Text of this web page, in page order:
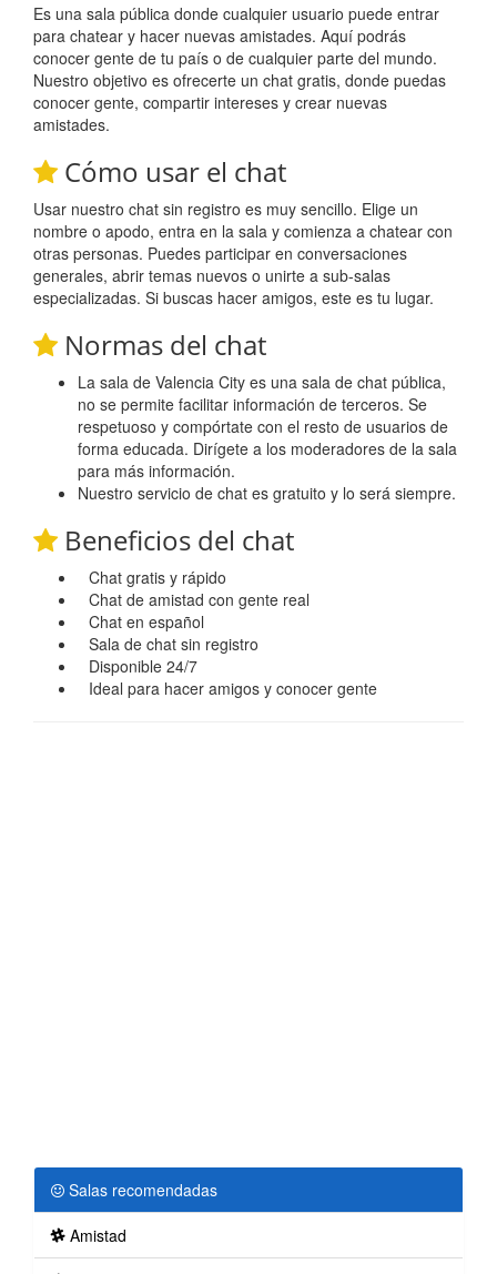
Es una sala pública donde cualquier usuario puede entrar
para chatear y hacer nuevas amistades. Aquí podrás
conocer gente de tu país o de cualquier parte del mundo.
Nuestro objetivo es ofrecerte un chat gratis, donde puedas
conocer gente, compartir intereses y crear nuevas
amistades.
Cómo usar el chat
Usar nuestro chat sin registro es muy sencillo. Elige un
nombre o apodo, entra en la sala y comienza a chatear con
otras personas. Puedes participar en conversaciones
generales, abrir temas nuevos o unirte a sub-salas
especializadas. Si buscas hacer amigos, este es tu lugar.
Normas del chat
La sala de Valencia City es una sala de chat pública,
no se permite facilitar información de terceros. Se
respetuoso y compórtate con el resto de usuarios de
forma educada. Dirígete a los moderadores de la sala
para más información.
Nuestro servicio de chat es gratuito y lo será siempre.
Beneficios del chat
Chat gratis y rápido
Chat de amistad con gente real
Chat en español
Sala de chat sin registro
Disponible 24/7
Ideal para hacer amigos y conocer gente
Salas recomendadas
Amistad